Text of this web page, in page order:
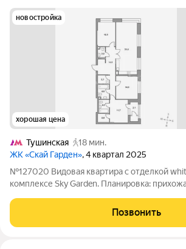
новостройка
хорошая цена
Тушинская
18 мин.
ЖК «Скай Гарден», 4 квартал 2025
№127020 Видовая квартира с отделкой
комплексе Sky Garden. Планировка:
спальня с ванной комнатой, кабинет или
гостевой санузел,
Позвонить